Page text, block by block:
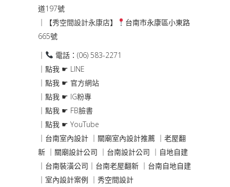
道197號
｜【秀空間設計永康店】
台南市永康區小東路
665號
｜
電話：(06) 583-2271
｜點我 ☛ LINE
｜點我 ☛ 官方網站
｜點我 ☛ IG粉專
｜點我 ☛ FB臉書
｜點我 ☛ YouTube
｜台南室內設計 ｜關廟室內設計推薦 ｜老屋翻
新 ｜關廟設計公司 ｜台南設計公司 ｜自地自建
｜台南裝潢公司 ｜台南老屋翻新 ｜台南自地自建
｜室內設計案例 ｜秀空間設計